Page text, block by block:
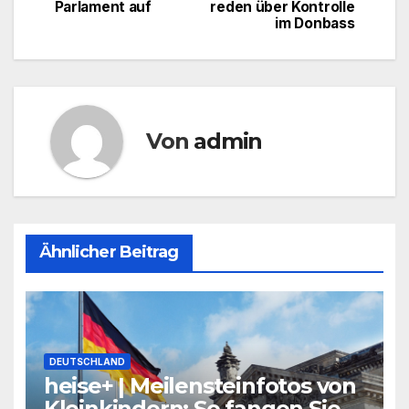
reden über Kontrolle
im Donbass
Parlament auf
Von admin
Ähnlicher Beitrag
DEUTSCHLAND
heise+ | Meilensteinfotos von